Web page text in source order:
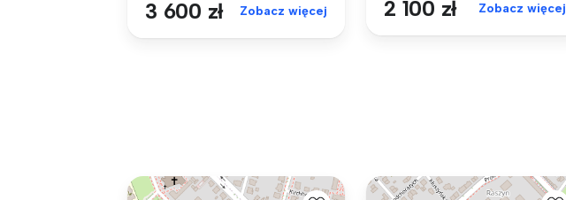
3 600 zł Zobacz więcej 2 100 zł Zobacz więcej